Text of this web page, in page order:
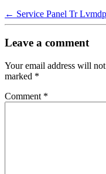
← Service Panel Tr
Leave a comment
Your email address will
marked *
Comment *